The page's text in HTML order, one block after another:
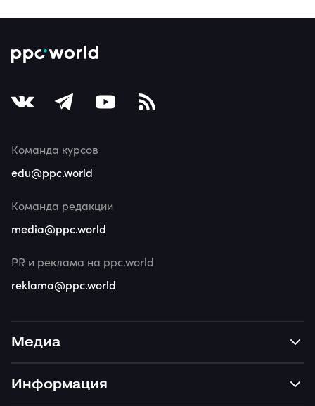
Медиа
Информация
Команда курсов
edu@ppc.world
Команда редакции
media@ppc.world
PR и реклама на ppc.world
reklama@ppc.world